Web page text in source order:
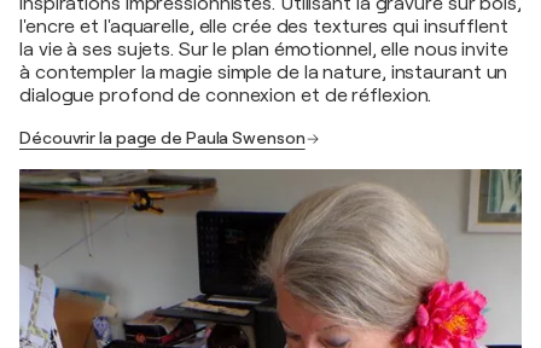
l'encre et l'aquarelle, elle crée des textures qui insufflent
la vie à ses sujets. Sur le plan émotionnel, elle nous invite
à contempler la magie simple de la nature, instaurant un
dialogue profond de connexion et de réflexion.
Découvrir la page de Paula Swenson